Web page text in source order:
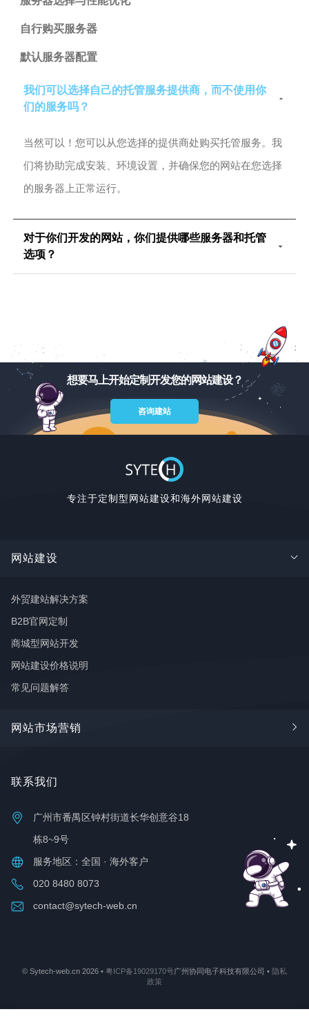
自行购买服务器
默认服务器配置
我们可以选择自己的托管服务提供商，而不使用你
们的服务吗？
当然可以！您可以从您选择的提供商处购买托管服务。我
们将协助完成安装、环境设置，并确保您的网站在您选择
的服务器上正常运行。
对于你们开发的网站，你们提供哪些服务器和托管
选项？
想要马上开始定制开发您的网站建设？
咨询建站
专注于定制型网站建设和海外网站建设
网站建设
外贸建站解决方案
B2B官网定制
商城型网站开发
网站建设价格说明
常见问题解答
网站市场营销
FaceBook推广
推广学堂
联系我们
广州市番禺区钟村街道长华创意谷18
栋8~9号
服务地区：全国 · 海外客户
020 8480 8073
contact@sytech-web.cn
© Sytech-web.cn 2026 • 粤ICP备19029170号广州协同电子科技有限公司 • 隐私
政策